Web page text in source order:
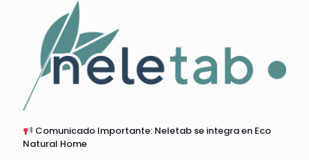
Comunicado Importante: Neletab se integra en Eco
Natural Home